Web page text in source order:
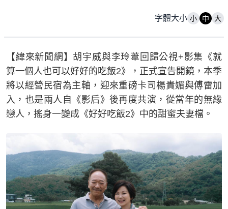
字體大小 小 中 大
【緯來新聞網】胡宇威與李玲葦回歸公視+影集《就
算一個人也可以好好的吃飯2》，正式宣告開鏡，本季
將以經營民宿為主軸，迎來重磅卡司楊貴媚與傅雷加
入，也是兩人自《影后》後再度共演，從當年的無緣
戀人，搖身一變成《好好吃飯2》中的甜蜜夫妻檔。